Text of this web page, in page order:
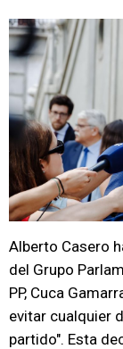
Alberto Casero
del Grupo
PP, Cuca
evitar cualquier
partido". Esta